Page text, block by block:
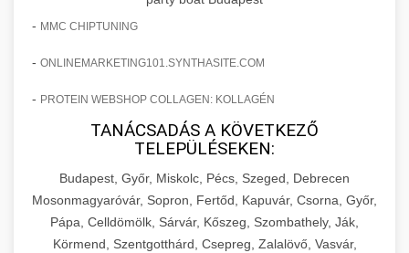
- MMC CHIPTUNING
- ONLINEMARKETING101.SYNTHASITE.COM
- PROTEIN WEBSHOP COLLAGEN: KOLLAGÉN
TANÁCSADÁS A KÖVETKEZŐ
TELEPÜLÉSEKEN:
Budapest, Győr, Miskolc, Pécs, Szeged, Debrecen
Mosonmagyaróvár, Sopron, Fertőd, Kapuvár, Csorna, Győr,
Pápa, Celldömölk, Sárvár, Kőszeg, Szombathely, Ják,
Körmend, Szentgotthárd, Csepreg, Zalalövő, Vasvár,